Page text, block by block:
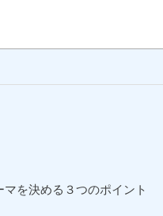
を決める３つのポイント